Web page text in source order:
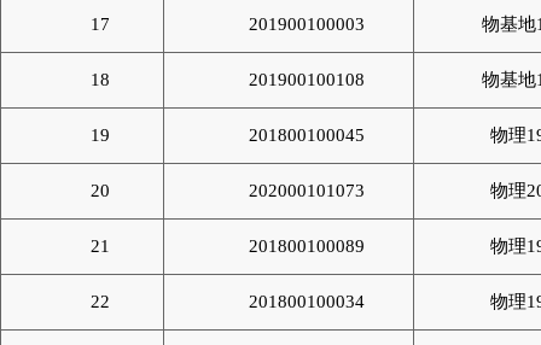
17 201900100003 物基地
18 201900100108 物基地
19 201800100045 物理
20 202000101073 物理
21 201800100089 物理
22 201800100034 物理